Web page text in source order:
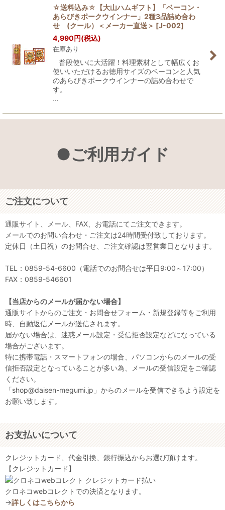
☆送料込み☆【大山ハムギフト】「ベーコン・
あらびきポークウインナー」2種3品詰め合わ
せ (クール）＜メーカー直送＞ [J-002]
4,990円(税込)
在庫あり
普段使いに大活躍！料理素材として幅広くお
使いいただけるお徳用サイズのベーコンと人気
のあらびきポークウインナーの詰め合わせで
す。
…
●ご利用ガイド
ご注文について
通販サイト、メール、FAX、お電話にてご注文できます。
メールでのお問い合わせ・ご注文は24時間受付致しております。
定休日（土日祝）のお問合せ、ご注文確認は翌営業日となります。
TEL：0859-54-6600（電話でのお問合せは平日9:00～17:00）
FAX：0859-546601
【当店からのメールが届かない場合】
通販サイトからのご注文・お問合せフォーム・新規登録等をご利用
時、自動返信メールが送信されます。
届かない場合は、迷惑メール設定・受信拒否設定などになっている
場合がございます。
特に携帯電話・スマートフォンの場合、パソコンからのメールの受
信拒否設定となっていることが多い為、メールの受信設定をご確認
ください。
「shop@daisen-megumi.jp」からのメールを受信できるよう設定を
お願い致します。
お支払いについて
クレジットカード、代金引換、銀行振込からお選び頂けます。
【クレジットカード】
クロネコwebコレクトでの決済となります。
→詳しくはこちらから